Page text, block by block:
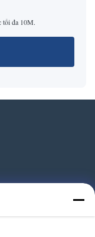
tối đa 10M.